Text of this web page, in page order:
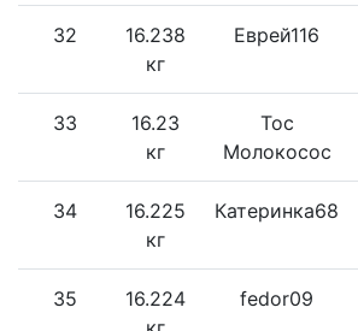
32
16.238
кг
Еврей116
33
16.23
кг
Тос
Молокосос
34
16.225
кг
Катеринка68
35
16.224
fedor09